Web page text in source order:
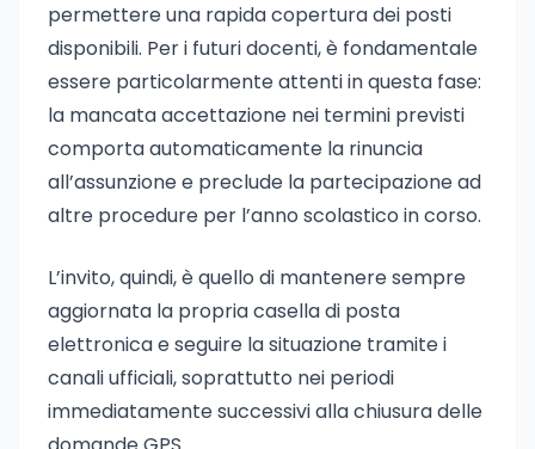
permettere una rapida copertura dei posti
disponibili. Per i futuri docenti, è fondamentale
essere particolarmente attenti in questa fase:
la mancata accettazione nei termini previsti
comporta automaticamente la rinuncia
all’assunzione e preclude la partecipazione ad
altre procedure per l’anno scolastico in corso.
L’invito, quindi, è quello di mantenere sempre
aggiornata la propria casella di posta
elettronica e seguire la situazione tramite i
canali ufficiali, soprattutto nei periodi
immediatamente successivi alla chiusura delle